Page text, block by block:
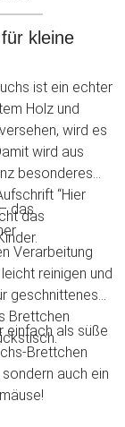
kleine
ist ein echter
Holz und
wird es
wird aus
besonderes
“Hier
das
das
Verarbeitung
reinigen und
geschnittenes
Brettchen
einfach als süße
Brettchen
auch ein